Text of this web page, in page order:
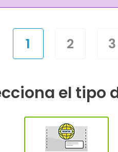
1 2 3
el tipo